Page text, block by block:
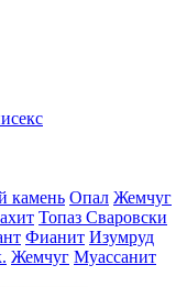
камень Опал Жемчуг
Топаз Сваровски
Фианит Изумруд
Жемчуг Муассанит